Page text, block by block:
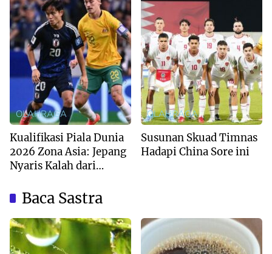
OLAHRAGA
Kualifikasi Piala Dunia
2026 Zona Asia: Jepang
Nyaris Kalah dari
OLAHRAGA
Susunan Skuad Timnas
Hadapi China Sore ini
Baca Sastra